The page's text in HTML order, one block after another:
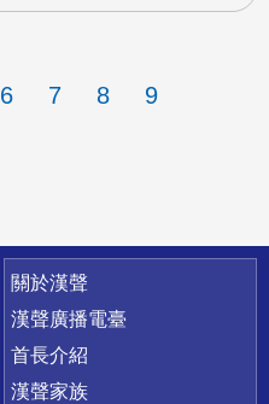
6 7 8 9
關於漢聲
漢聲廣播電臺
首長介紹
漢聲家族